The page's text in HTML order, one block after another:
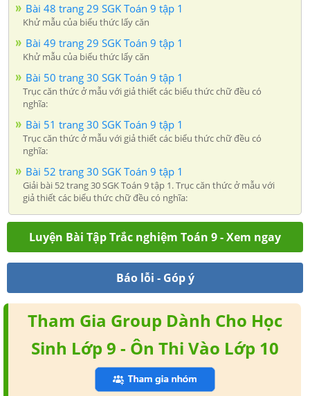
Bài 48 trang 29 SGK Toán 9 tập 1
Khử mẫu của biểu thức lấy căn
Bài 49 trang 29 SGK Toán 9 tập 1
Khử mẫu của biểu thức lấy căn
Bài 50 trang 30 SGK Toán 9 tập 1
Trục căn thức ở mẫu với giả thiết các biểu thức chữ đều có
nghĩa:
Bài 51 trang 30 SGK Toán 9 tập 1
Trục căn thức ở mẫu với giả thiết các biểu thức chữ đều có
nghĩa:
Bài 52 trang 30 SGK Toán 9 tập 1
Giải bài 52 trang 30 SGK Toán 9 tập 1. Trục căn thức ở mẫu với
giả thiết các biểu thức chữ đều có nghĩa:
Luyện Bài Tập Trắc nghiệm Toán 9 - Xem ngay
Báo lỗi - Góp ý
Tham Gia Group Dành Cho Học
Sinh Lớp 9 - Ôn Thi Vào Lớp 10